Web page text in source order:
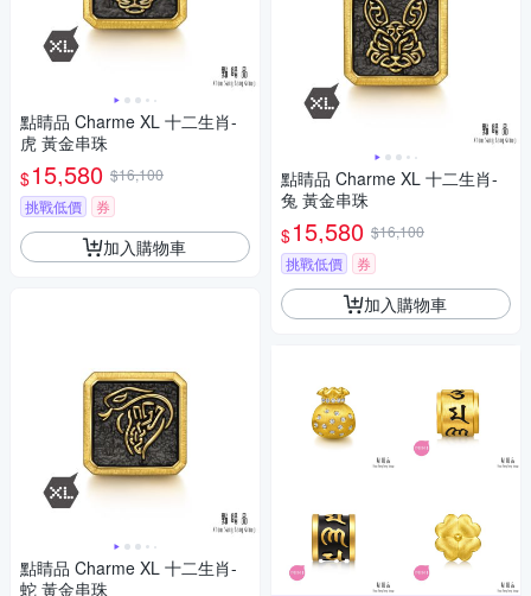
點睛品 Charme XL 十二生肖-
虎 黃金串珠
$15,580 $16,100
挑戰低價
券
加入購物車
點睛品 Charme XL 十二生肖-
蛇 黃金串珠
點睛品 Charme XL 十二生肖-
兔 黃金串珠
$15,580 $16,100
挑戰低價
券
加入購物車